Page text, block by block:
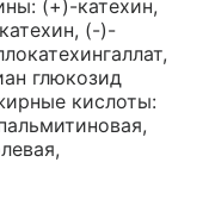
(+)-катехин,
(-)-
глюкозид
кислоты: